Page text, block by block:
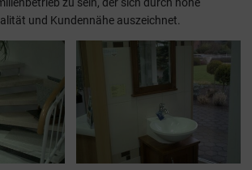
und Kundennähe auszeichnet.